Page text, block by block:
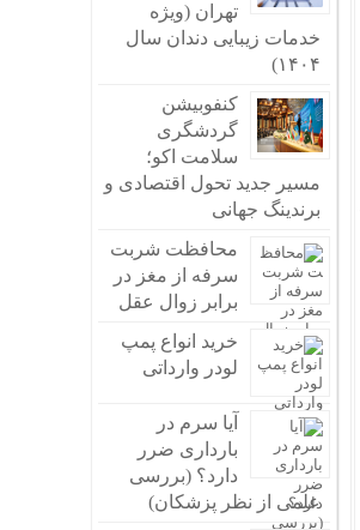
تهران (ویژه
خدمات زیبایی دندان سال
۱۴۰۴)
کنفوبیشن
گردشگری
سلامت اکو؛
مسیر جدید تحول اقتصادی و
برندینگ جهانی
محافظت شربت
سرفه از مغز در
برابر زوال عقل
خرید انواع پمپ
لودر وارداتی
آیا سرم در
بارداری ضرر
دارد؟ (بررسی
علمی از نظر پزشکان)